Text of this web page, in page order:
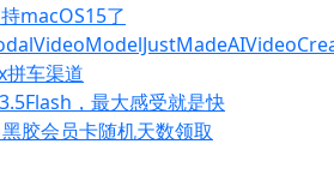
macOS15了
车渠道
，最大感受就是快
胶会员卡随机天数领取